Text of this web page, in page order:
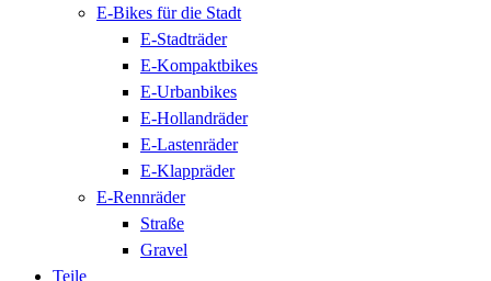
E-Bikes für die Stadt
E-Stadträder
E-Kompaktbikes
E-Urbanbikes
E-Hollandräder
E-Lastenräder
E-Klappräder
E-Rennräder
Straße
Gravel
Teile